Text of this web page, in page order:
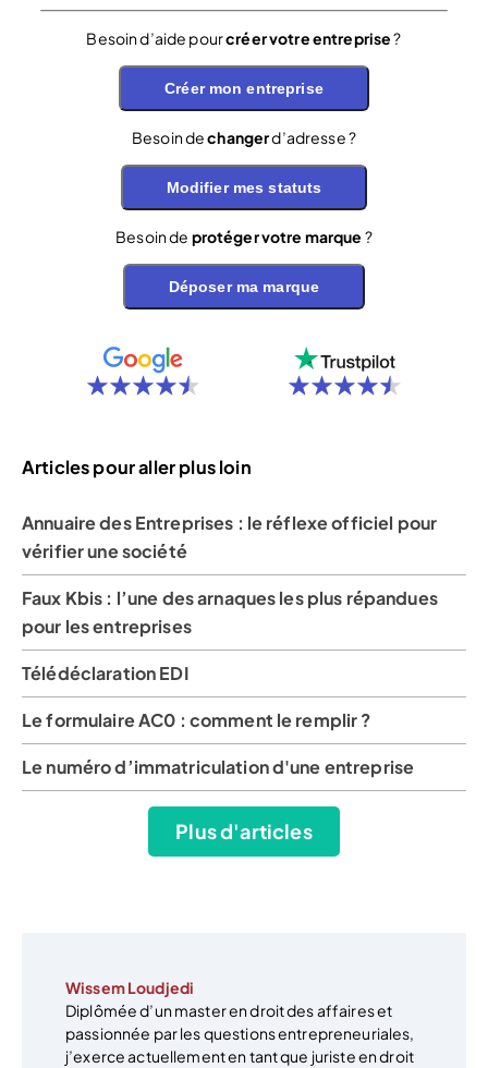
Besoin d’aide pourcréer votre entreprise?
Créer mon entreprise
Besoin dechangerd’adresse ?
Modifier mes statuts
Besoin de protéger votre marque ?
Déposer ma marque
Articles pour aller plus loin
Annuaire des Entreprises : le réflexe officiel pour
vérifier une société
Faux Kbis : l’une des arnaques les plus répandues
pour les entreprises
Télédéclaration EDI
Le formulaire AC0 : comment le remplir ?
Le numéro d’immatriculation d'une entreprise
Plus d'articles
Wissem Loudjedi
Diplômée d’un master en droit des affaires et
passionnée par les questions entrepreneuriales,
j’exerce actuellement en tant que juriste en droit